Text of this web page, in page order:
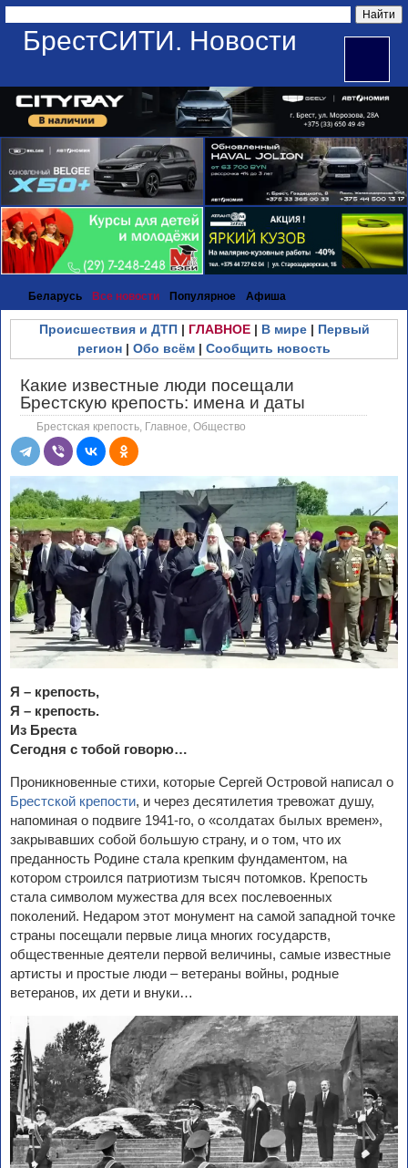
БрестСИТИ. Новости
Беларусь Все новости Популярное Афиша
Происшествия и ДТП| ГЛАВНОЕ| В мире| Первый
регион | Обо всём | Сообщить новость
Какие известные люди посещали
Брестскую крепость: имена и даты
Брестская крепость Главное Общество
Я – крепость,
Я – крепость.
Из Бреста
Сегодня с тобой говорю…
Проникновенные стихи, которые Сергей Островой написал о
Брестской крепости, и через десятилетия тревожат душу,
напоминая о подвиге 1941-го, о «солдатах былых времен»,
закрывавших собой большую страну, и о том, что их
преданность Родине стала крепким фундаментом, на
котором строился патриотизм тысяч потомков. Крепость
стала символом мужества для всех послевоенных
поколений. Недаром этот монумент на самой западной точке
страны посещали первые лица многих государств,
общественные деятели первой величины, самые известные
артисты и простые люди – ветераны войны, родные
ветеранов, их дети и внуки…